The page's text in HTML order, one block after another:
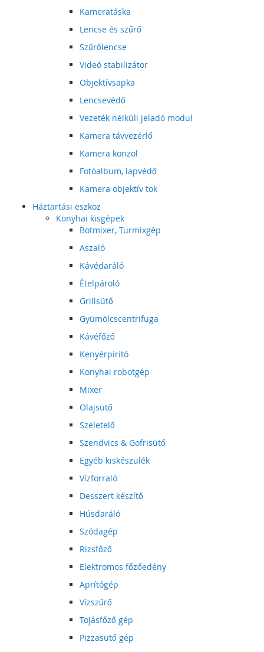
Kameratáska
Lencse és szűrő
Szűrőlencse
Videó stabilizátor
Objektívsapka
Lencsevédő
Vezeték nélküli jeladó modul
Kamera távvezérlő
Kamera konzol
Fotóalbum, lapvédő
Kamera objektív tok
Háztartási eszköz
Konyhai kisgépek
Botmixer, Turmixgép
Aszaló
Kávédaráló
Ételpároló
Grillsütő
Gyümölcscentrifuga
Kávéfőző
Kenyérpirító
Konyhai robotgép
Mixer
Olajsütő
Szeletelő
Szendvics & Gofrisütő
Egyéb kiskészülék
Vízforraló
Desszert készítő
Húsdaráló
Szódagép
Rizsfőző
Elektromos főzőedény
Aprítógép
Vízszűrő
Tojásfőző gép
Pizzasütő gép